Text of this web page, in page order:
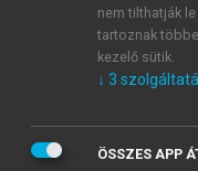
mersz.huoldalak
tudomásul veszem
nem tilthatják
tartoznak
kezelő sütik.
↓ 3
ÖSSZES APP